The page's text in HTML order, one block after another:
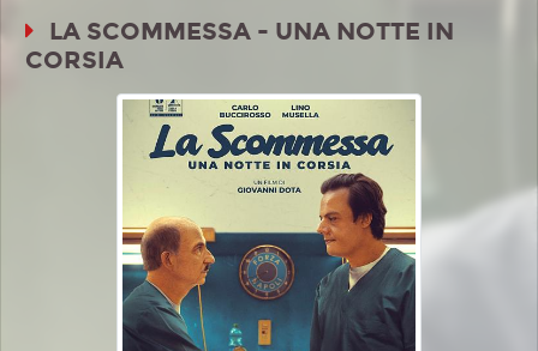
LA SCOMMESSA - UNA NOTTE IN
CORSIA